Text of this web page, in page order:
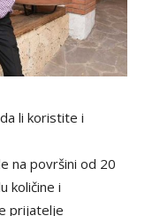
li koristite i
na površini od 20
količine i
prijatelje